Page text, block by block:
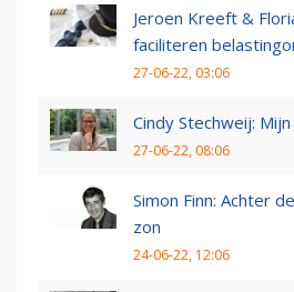
Jeroen Kreeft &
faciliteren
27-06-22, 03:06
Cindy Stechweij:
27-06-22, 08:06
Simon Finn: Achter
zon
24-06-22, 12:06